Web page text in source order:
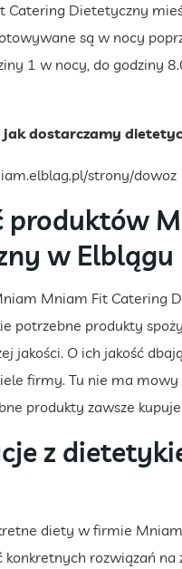
Dietetyczny
są w nocy
1 w nocy, do godziny
jak dostarczamy
strony/dowoz
produktów
w Elblągu
Mniam Fit Catering
potrzebne produkty
jakości. O ich jakość
firmy. Tu nie ma
produkty zawsze
z
diety w firmie
rozwiązań na